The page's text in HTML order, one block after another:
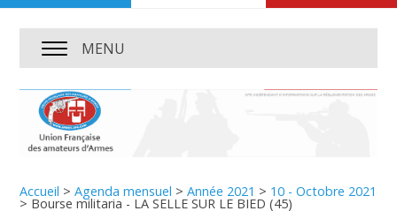
MENU
Accueil >Agenda mensuel >Année 2021 > 10 - Octobre 2021
> Bourse militaria - LA SELLE SUR LE BIED (45)